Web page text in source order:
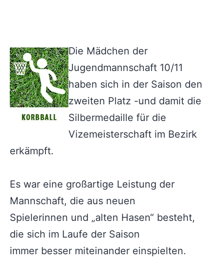
Die Mädchen der
Jugendmannschaft 10/11
haben sich in der Saison den
zweiten Platz -und damit die
Silbermedaille für die
Vizemeisterschaft im Bezirk
erkämpft.
Es war eine großartige Leistung der
Mannschaft, die aus neuen
Spielerinnen und „alten Hasen“ besteht,
die sich im Laufe der Saison
immer besser miteinander einspielten.